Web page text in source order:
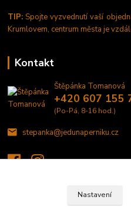
TIP: Spojte vyzvednutí vaší
Krumlovem, centrum města je
Kontakt
Štěpánka Tomanová
+420 607 155
(Po-Pá, 8-16 hod.)
stepanka@jedunaperniku.cz
Nastavení